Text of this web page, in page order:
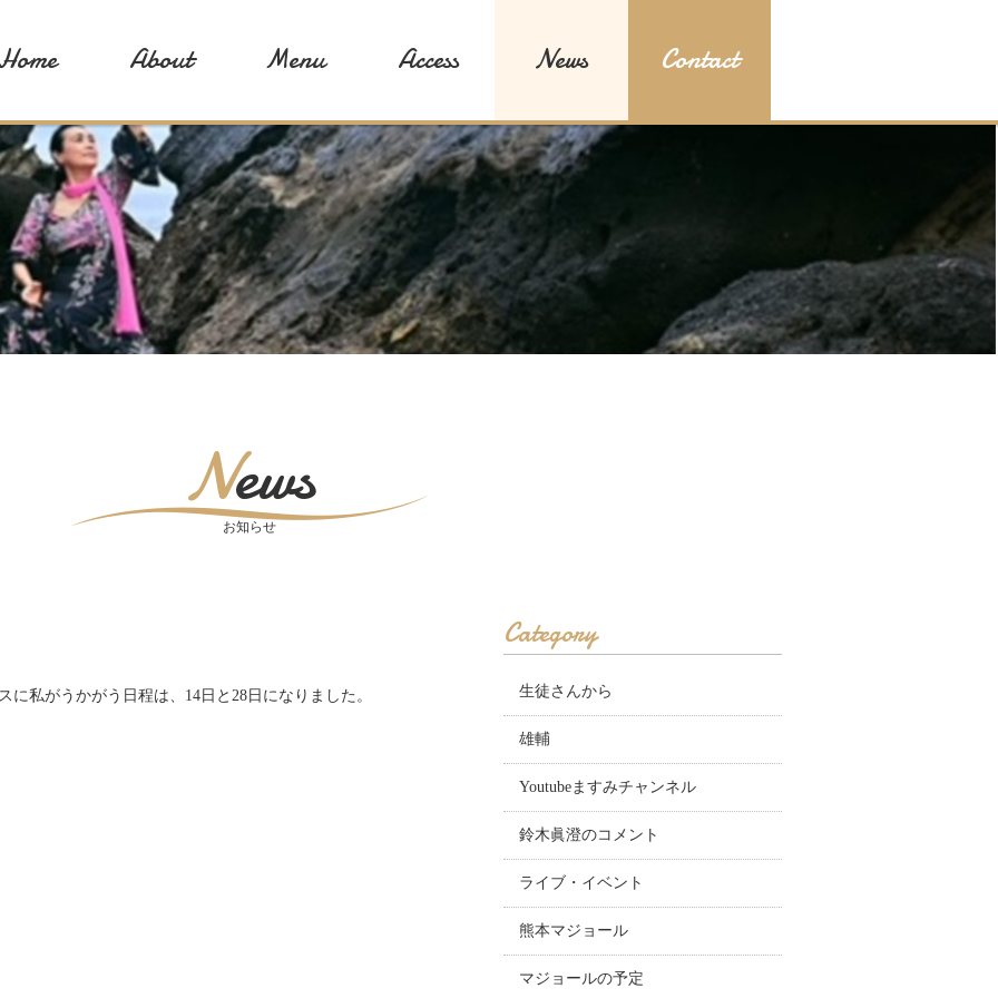
About Menu Access News Contact
News
お知らせ
私がうかがう日程は、14日と28日になりました。
Category
生徒さんから
雄輔
Youtubeますみチャンネル
鈴木眞澄のコメント
ライブ・イベント
熊本マジョール
マジョールの予定